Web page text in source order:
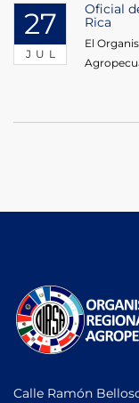
27
JUL
Oficial
Rica
El
Calle Ramón